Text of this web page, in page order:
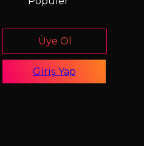
Üye Ol
Giriş Yap